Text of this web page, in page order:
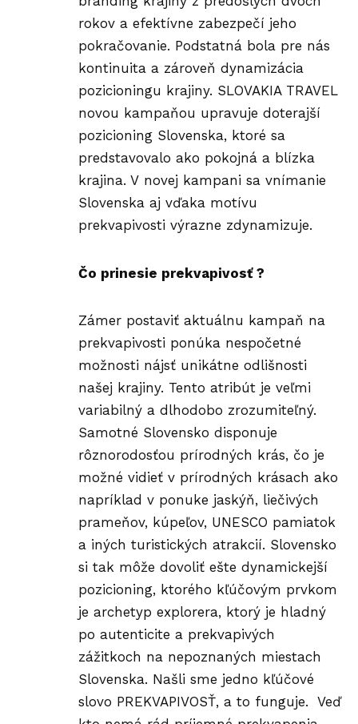
rokov a efektívne zabezpečí jeho
pokračovanie. Podstatná bola pre nás
kontinuita a zároveň dynamizácia
pozicioningu krajiny. SLOVAKIA TRAVEL
novou kampaňou upravuje doterajší
pozicioning Slovenska, ktoré sa
predstavovalo ako pokojná a blízka
krajina. V novej kampani sa vnímanie
Slovenska aj vďaka motívu
prekvapivosti výrazne zdynamizuje.
Čo prinesie prekvapivosť ?
Zámer postaviť aktuálnu kampaň na
prekvapivosti ponúka nespočetné
možnosti nájsť unikátne odlišnosti
našej krajiny. Tento atribút je veľmi
variabilný a dlhodobo zrozumiteľný.
Samotné Slovensko disponuje
rôznorodosťou prírodných krás, čo je
možné vidieť v prírodných krásach ako
napríklad v ponuke jaskýň, liečivých
prameňov, kúpeľov, UNESCO pamiatok
a iných turistických atrakcií. Slovensko
si tak môže dovoliť ešte dynamickejší
pozicioning, ktorého kľúčovým prvkom
je archetyp explorera, ktorý je hladný
po autenticite a prekvapivých
zážitkoch na nepoznaných miestach
Slovenska. Našli sme jedno kľúčové
slovo PREKVAPIVOSŤ, a to funguje. Veď